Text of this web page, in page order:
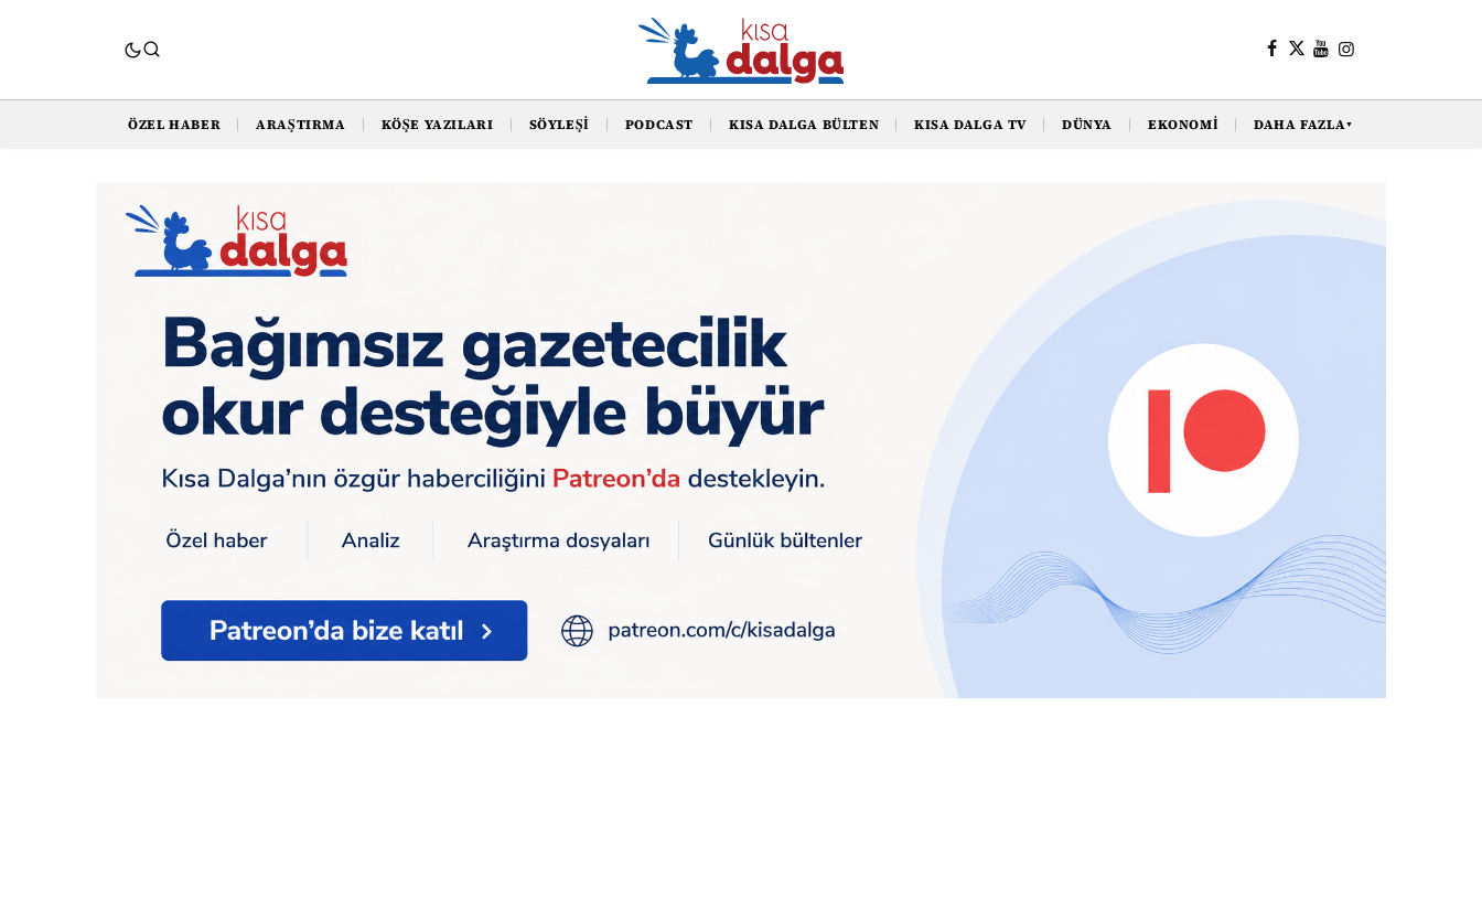
ÖZEL HABER ARAŞTIRMA KÖŞE YAZILARI SÖYLEŞI PODCAST KISA DALGA BÜLTEN KISA DALGA TV DÜNYA EKONOMI DAHA FAZLA▼